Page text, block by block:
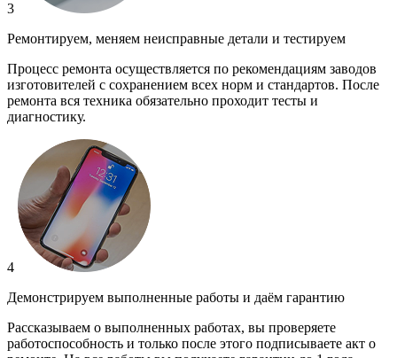
3
Ремонтируем, меняем неисправные детали и тестируем
Процесс ремонта осуществляется по рекомендациям заводов
изготовителей с сохранением всех норм и стандартов. После
ремонта вся техника обязательно проходит тесты и
диагностику.
4
Демонстрируем выполненные работы и даём гарантию
Рассказываем о выполненных работах, вы проверяете
работоспособность и только после этого подписываете акт о